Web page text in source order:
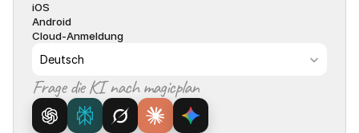
iOS
Android
Cloud-Anmeldung
Deutsch
Frage die KI nach magicplan